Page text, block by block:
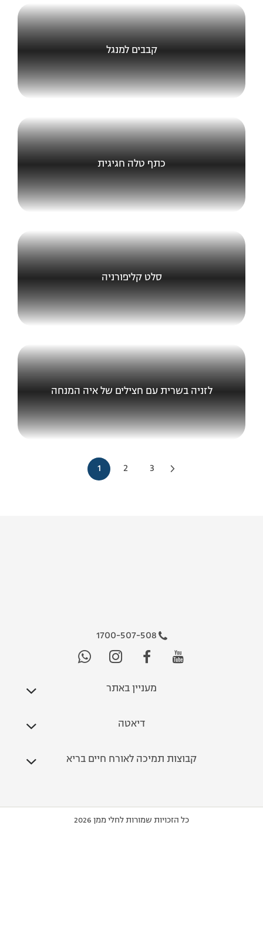
קבבים למנגל
כתף טלה חגיגית
סלט קליפורניה
לזניה בשרית עם חצילים של איה המנחה
1 2 3 »
1700-507-508
מעניין באתר
דיאטה
קבוצות תמיכה לאורח חיים בריא
כל הזכויות שמורות לחלי ממן 2026